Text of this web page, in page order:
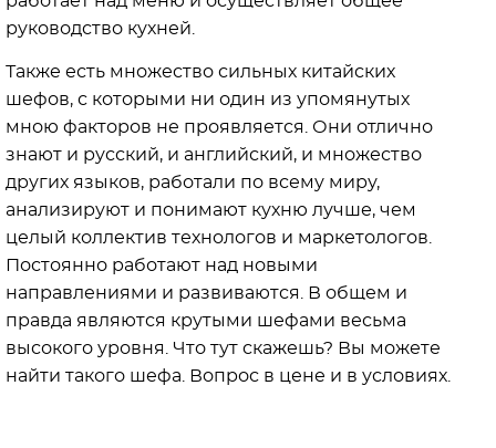
руководство кухней.
Также есть множество сильных китайских
шефов, с которыми ни один из упомянутых
мною факторов не проявляется. Они отлично
знают и русский, и английский, и множество
других языков, работали по всему миру,
анализируют и понимают кухню лучше, чем
целый коллектив технологов и маркетологов.
Постоянно работают над новыми
направлениями и развиваются. В общем и
правда являются крутыми шефами весьма
высокого уровня. Что тут скажешь? Вы можете
найти такого шефа. Вопрос в цене и в условиях.